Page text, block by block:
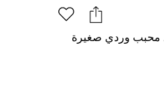
محبب وردي صغيرة